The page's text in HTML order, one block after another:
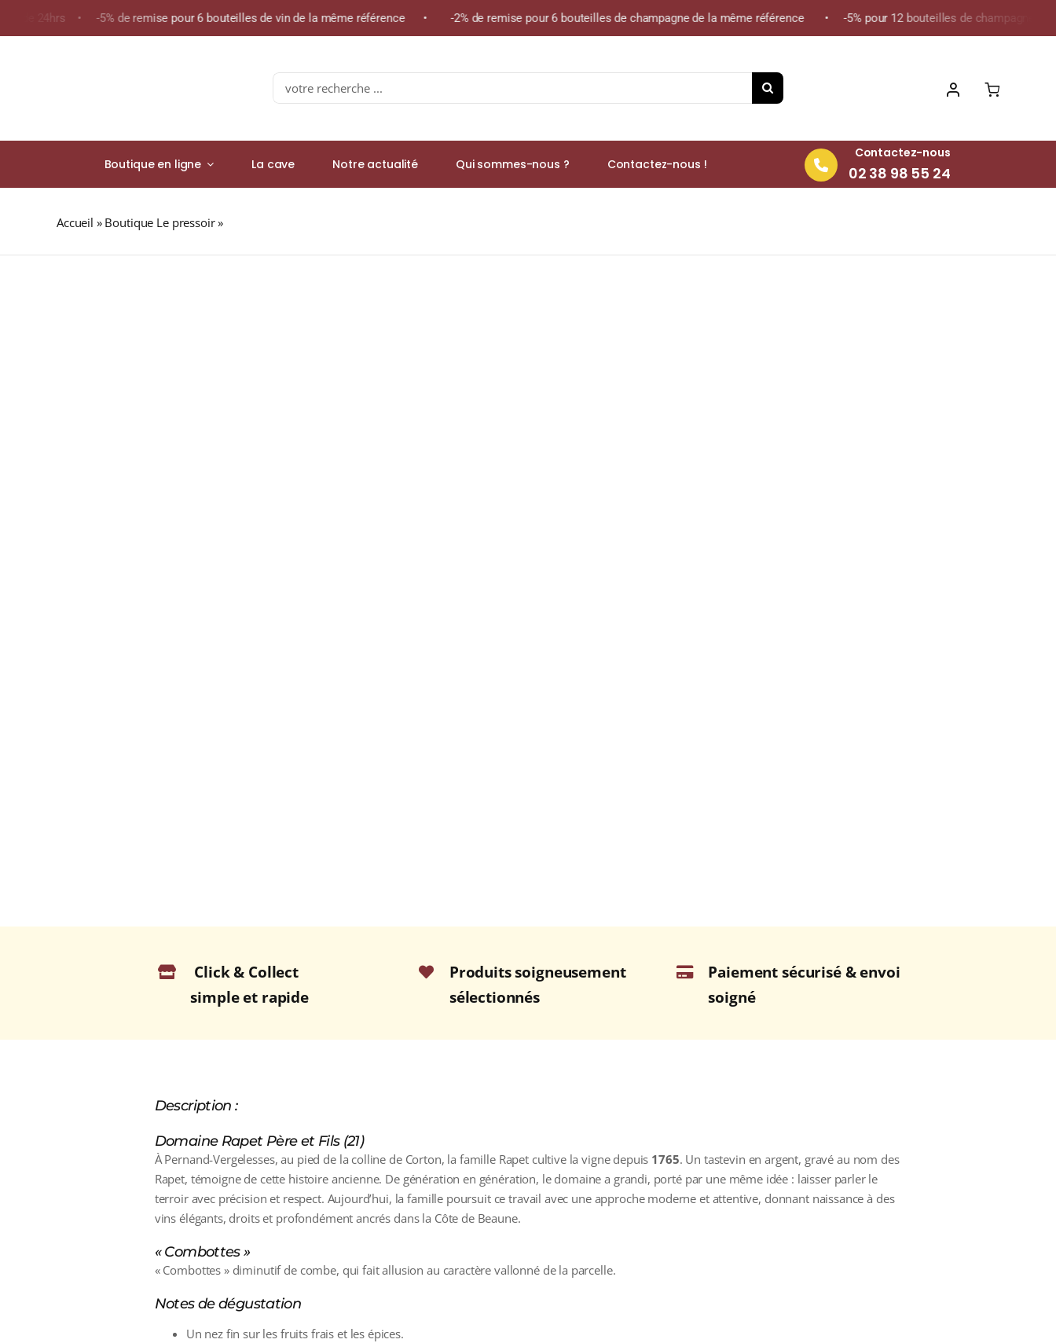
24hrs • -5% de remise pour 6 bouteilles de vin de la même référence • -2% de remise pour 6 bouteilles de champagne de la même référence • -5% pour 12 bouteilles de champagne de la
Search
for:
Boutique en ligne La cave Notre actualité Qui sommes-nous ? Contactez-nous !
Contactez-nous
02 38 98 55 24
Accueil » Boutique Le pressoir»
Click & Collect
simple et rapide
Produits soigneusement
sélectionnés
Paiement sécurisé & envoi
soigné
Description :
Domaine Rapet Père et Fils (21)
À Pernand‑Vergelesses, au pied de la colline de Corton, la famille Rapet cultive la vigne depuis 1765. Un tastevin en argent, gravé au nom des
Rapet, témoigne de cette histoire ancienne. De génération en génération, le domaine a grandi, porté par une même idée : laisser parler le
terroir avec précision et respect. Aujourd’hui, la famille poursuit ce travail avec une approche moderne et attentive, donnant naissance à des
vins élégants, droits et profondément ancrés dans la Côte de Beaune.
« Combottes »
« Combottes » diminutif de combe, qui fait allusion au caractère vallonné de la parcelle.
Notes de dégustation
Un nez fin sur les fruits frais et les épices.